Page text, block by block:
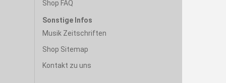
Shop FAQ
Sonstige Infos
Musik Zeitschriften
Shop Sitemap
Kontakt zu uns